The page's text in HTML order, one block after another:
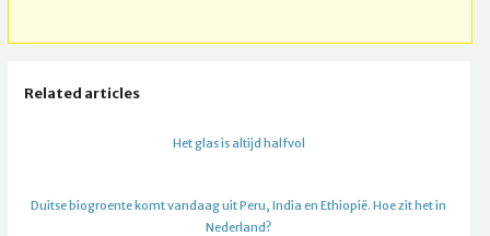
Related articles
Het glas is altijd halfvol
Duitse biogroente komt vandaag uit Peru, India en Ethiopië. Hoe zit het in
Nederland?